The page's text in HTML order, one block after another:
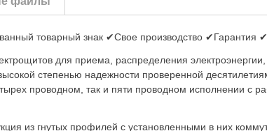
товарный знак ✔Свое производство ✔Гарантия
для приема, распределения
степенью надежности проверенной
проводном, так и пяти проводном исполнении
из гнутых профилей с установленными в них